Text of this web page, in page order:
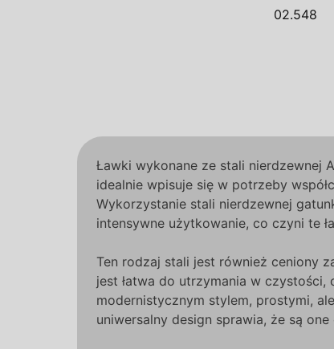
02.548
Ławki wykonane ze stali nierdzewnej
idealnie wpisuje się w potrzeby
Wykorzystanie stali nierdzewnej
intensywne użytkowanie, co czyni te
Ten rodzaj stali jest również ceniony
jest łatwa do utrzymania w
modernistycznym stylem, prostymi,
uniwersalny design sprawia, że są